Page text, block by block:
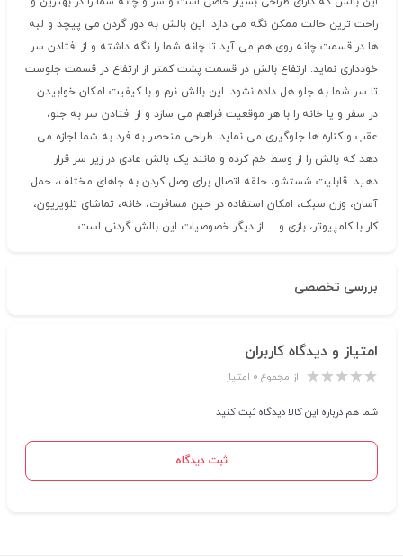
راحت ترین حالت ممکن نگه می دارد. این بالش به دور گردن می پیچد و لبه
ها در قسمت چانه روی هم می آید تا چانه شما را نگه داشته و از افتادن سر
خودداری نماید. ارتفاع بالش در قسمت پشت کمتر از ارتفاع در قسمت جلوست
تا سر شما به جلو هل داده نشود. این بالش نرم و با کیفیت امکان خوابیدن
در سفر و یا خانه را با هر موقعیت فراهم می سازد و از افتادن سر به جلو،
عقب و کناره ها جلوگیری می نماید. طراحی منحصر به فرد به شما اجازه می
دهد که بالش را از وسط خم کرده و مانند یک بالش عادی در زیر سر قرار
دهید. قابلیت شستشو، حلقه اتصال برای وصل کردن به جاهای مختلف، حمل
آسان، وزن سبک، امکان استفاده در حین مسافرت، خانه، تماشای تلویزیون،
کار با کامپیوتر، بازی و ... از دیگر خصوصیات این بالش گردنی است.
بررسی تخصصی
امتیاز و دیدگاه کاربران
از مجموع ۰ امتیاز
شما هم درباره این کالا دیدگاه ثبت کنید
ثبت دیدگاه